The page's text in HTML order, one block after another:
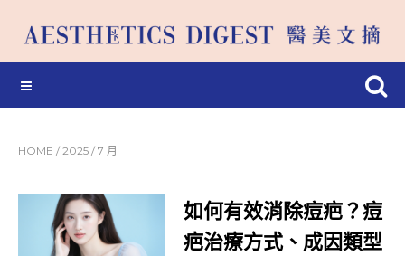
HOME / 2025 / 7 月
如何有效消除痘疤？痘
疤治療方式、成因類型